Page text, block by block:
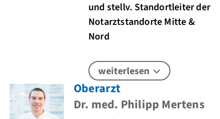
und stellv. Standortleiter der
Notarztstandorte Mitte &
Nord
weiterlesen
Oberarzt
Dr. med. Philipp Mertens